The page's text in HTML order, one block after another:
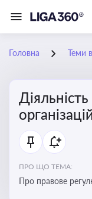
Головна Теми
ПРО ЩО ТЕМА:
Про правове регулювання створення,